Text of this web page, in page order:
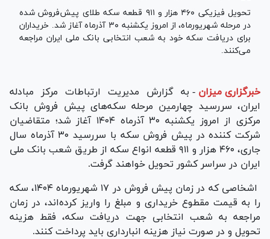
تحویل فیزیکی ۴۶۰ هزار و ۹۱۱ قطعه سکه طلای پیش‌فروش شده
در مرحله شهریورماه، از امروز یکشنبه ۳۰ آذرماه آغاز شد. خریداران
برای دریافت سکه خود به شعب انتخابی بانک ملی ایران مراجعه
می‌کنند.
خبرگزاری میزان - به گزارش مدیریت ارتباطات مرکز مبادله
ایران، سررسید چهارمین مرحله سکه‌های پیش فروش بانک
مرکزی از امروز یکشنبه ۳۰ آذرماه ۱۴۰۴ آغاز شد؛ متقاضیان
شرکت کننده در پیش فروش سکه با سررسید ۳۰ آذرماه سال
جاری، ۴۶۰ هزار و ۹۱۱ قطعه انواع سکه از طریق شعب بانک ملی
ایران در سراسر کشور تحویل خواهند گرفت.
اشخاصی که در زمان پیش فروش در ۱۷ شهریورماه ۱۴۰۴، سکه
را به قیمت مقطوع خریداری و مبلغ را واریز کرده‌اند، در زمان
مراجعه به شعب انتخابی جهت دریافت سکه، فقط هزینه
تحویل و در صورت نیاز هزینه انبارداری باید پرداخت کنند.